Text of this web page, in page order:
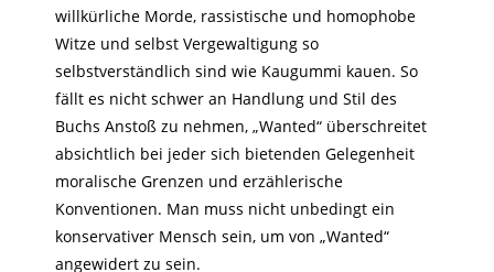
willkürliche Morde, rassistische und homophobe
Witze und selbst Vergewaltigung so
selbstverständlich sind wie Kaugummi kauen. So
fällt es nicht schwer an Handlung und Stil des
Buchs Anstoß zu nehmen, „Wanted“ überschreitet
absichtlich bei jeder sich bietenden Gelegenheit
moralische Grenzen und erzählerische
Konventionen. Man muss nicht unbedingt ein
konservativer Mensch sein, um von „Wanted“
angewidert zu sein.